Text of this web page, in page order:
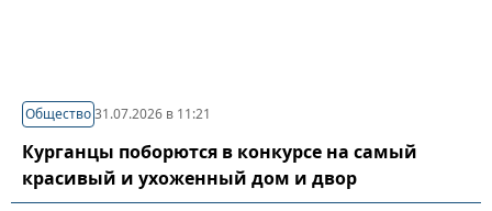
Общество31.07.2026 в 11:21
Курганцы поборются в конкурсе на самый
красивый и ухоженный дом и двор